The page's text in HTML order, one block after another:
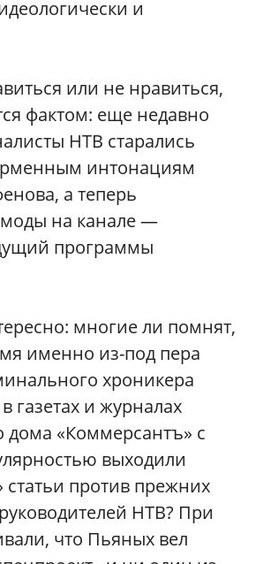
и
или не нравиться,
фактом: еще недавно
НТВ старались
интонациям
а теперь
моды на канале —
программы
многие ли помнят,
именно из-под пера
хроникера
газетах и журналах
дома «Коммерсантъ» с
выходили
против прежних
НТВ? При
что Пьяных вел